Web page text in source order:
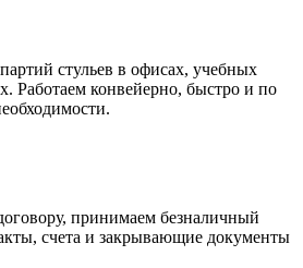
стульев в офисах, учебных
Работаем конвейерно, быстро и по
принимаем безналичный
счета и закрывающие документы